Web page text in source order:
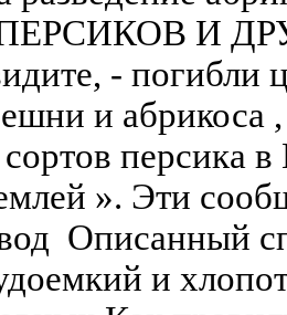
И
- погибли
и абрикоса
персика
». Эти
Описанный
и